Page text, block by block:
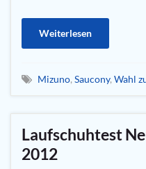
Weiterlesen
Mizuno, Saucony, Wahl
Laufschuhtest
2012